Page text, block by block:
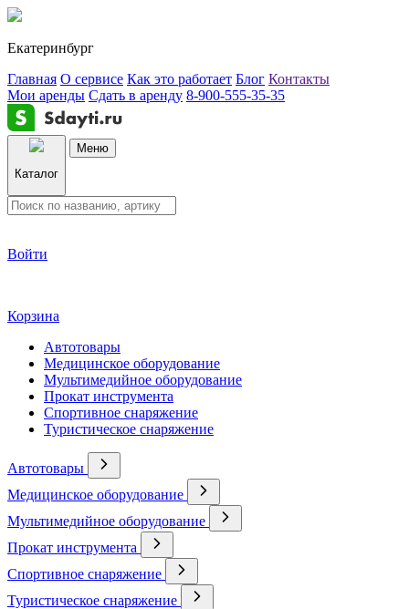
Екатеринбург
Главная О сервисе Как это работает Блог Контакты
Мои аренды Сдать в аренду 8-900-555-35-35
Каталог
Меню
Войти
Корзина
Автотовары
Медицинское оборудование
Мультимедийное оборудование
Прокат инструмента
Спортивное снаряжение
Туристическое снаряжение
Автотовары
Медицинское оборудование
Мультимедийное оборудование
Прокат инструмента
Спортивное снаряжение
Туристическое снаряжение